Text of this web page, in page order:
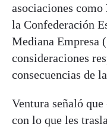
asociaciones como
la Confederación
Mediana Empresa (
consideraciones
consecuencias de
Ventura señaló
con lo que les